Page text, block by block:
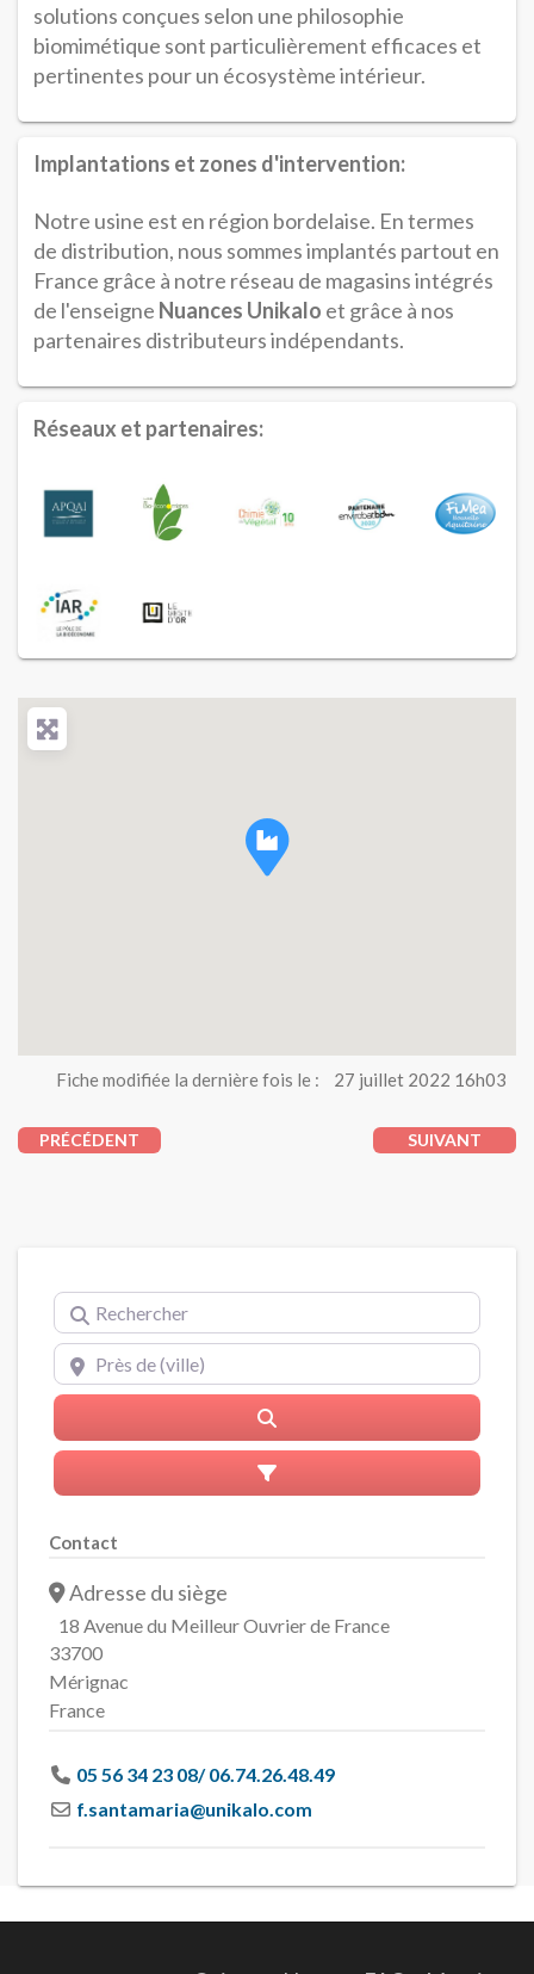
solutions conçues selon une philosophie
biomimétique sont particulièrement efficaces et
pertinentes pour un écosystème intérieur.
Implantations et zones d'intervention:
Notre usine est en région bordelaise. En termes
de distribution, nous sommes implantés partout en
France grâce à notre réseau de magasins intégrés
de l'enseigne Nuances Unikalo et grâce à nos
partenaires distributeurs indépendants.
Réseaux et partenaires:
Fiche modifiée la dernière fois le : 27 juillet 2022 16h03
PRÉCÉDENT SUIVANT
Rechercher
Près de (ville)
Advanced Filters
Contact
Adresse du siège
18 Avenue du Meilleur Ouvrier de France
33700
Mérignac
France
05 56 34 23 08/ 06.74.26.48.49
f.santamaria@unikalo.com